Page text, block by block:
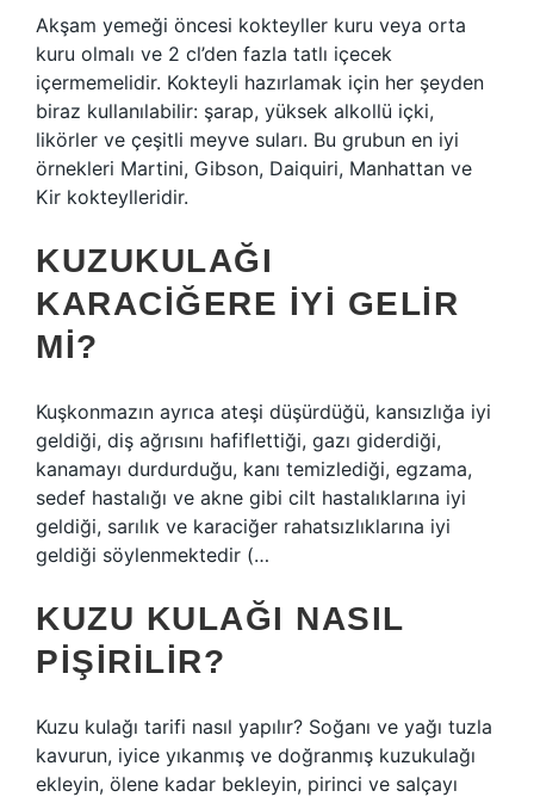
Akşam yemeği öncesi kokteyller kuru veya orta
kuru olmalı ve 2 cl’den fazla tatlı içecek
içermemelidir. Kokteyli hazırlamak için her şeyden
biraz kullanılabilir: şarap, yüksek alkollü içki,
likörler ve çeşitli meyve suları. Bu grubun en iyi
örnekleri Martini, Gibson, Daiquiri, Manhattan ve
Kir kokteylleridir.
KUZUKULAĞI
KARACIĞERE IYI GELIR
MI?
Kuşkonmazın ayrıca ateşi düşürdüğü, kansızlığa iyi
geldiği, diş ağrısını hafiflettiği, gazı giderdiği,
kanamayı durdurduğu, kanı temizlediği, egzama,
sedef hastalığı ve akne gibi cilt hastalıklarına iyi
geldiği, sarılık ve karaciğer rahatsızlıklarına iyi
geldiği söylenmektedir (…
KUZU KULAĞI NASIL
PIŞIRILIR?
Kuzu kulağı tarifi nasıl yapılır? Soğanı ve yağı tuzla
kavurun, iyice yıkanmış ve doğranmış kuzukulağı
ekleyin, ölene kadar bekleyin, pirinci ve salçayı